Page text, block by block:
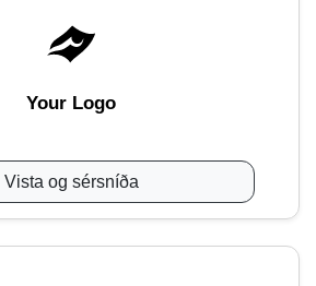
Your Logo
Vista og sérsníða